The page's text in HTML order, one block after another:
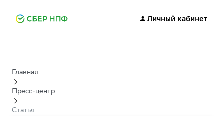
Личный кабинет
Главная
Пресс-центр
Статья